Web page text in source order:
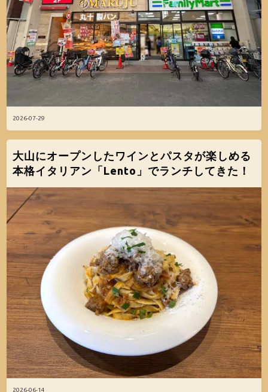
2026-07-29
2026-06-14
大山にオープンしたワインとパスタが楽しめる
本格イタリアン「Lento」でランチしてきた！